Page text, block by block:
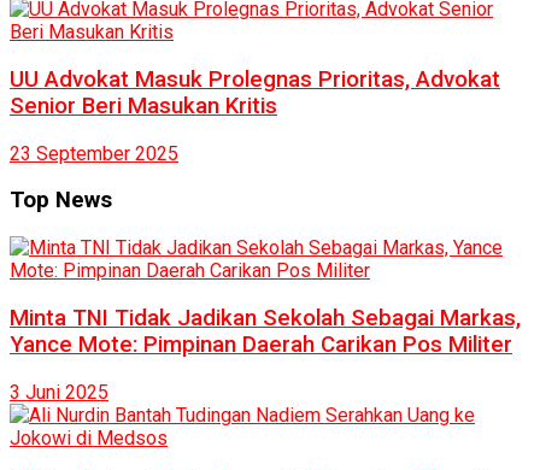
UU Advokat Masuk Prolegnas Prioritas, Advokat
Senior Beri Masukan Kritis
23 September 2025
Top News
Minta TNI Tidak Jadikan Sekolah Sebagai Markas,
Yance Mote: Pimpinan Daerah Carikan Pos Militer
3 Juni 2025